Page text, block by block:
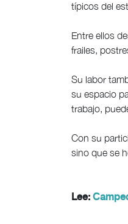
típicos del
Entre ellos
frailes,
Su labor
su espacio
trabajo,
Con su
sino que se
Lee: